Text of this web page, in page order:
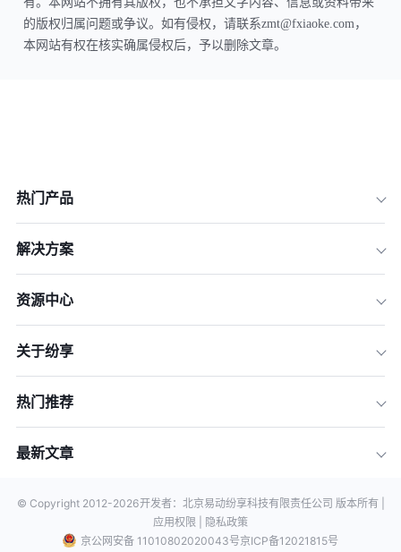
的版权归属问题或争议。如有侵权，请联系zmt@fxiaoke.com，
本网站有权在核实确属侵权后，予以删除文章。
热门产品
解决方案
资源中心
关于纷享
热门推荐
最新文章
© Copyright 2012-2026开发者：北京易动纷享科技有限责任公司 版本所有 |
应用权限 |
隐私政策
京公网安备 11010802020043号京ICP备12021815号